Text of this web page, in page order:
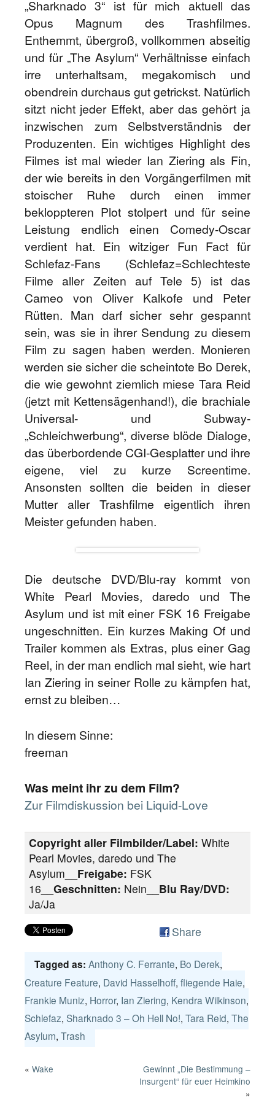
„Sharknado 3“ ist für mich aktuell das
Opus Magnum des Trashfilmes.
Enthemmt, übergroß, vollkommen abseitig
und für „The Asylum“ Verhältnisse einfach
irre unterhaltsam, megakomisch und
obendrein durchaus gut getrickst. Natürlich
sitzt nicht jeder Effekt, aber das gehört ja
inzwischen zum Selbstverständnis der
Produzenten. Ein wichtiges Highlight des
Filmes ist mal wieder Ian Ziering als Fin,
der wie bereits in den Vorgängerfilmen mit
stoischer Ruhe durch einen immer
bekloppteren Plot stolpert und für seine
Leistung endlich einen Comedy-Oscar
verdient hat. Ein witziger Fun Fact für
Schlefaz-Fans (Schlefaz=Schlechteste
Filme aller Zeiten auf Tele 5) ist das
Cameo von Oliver Kalkofe und Peter
Rütten. Man darf sicher sehr gespannt
sein, was sie in ihrer Sendung zu diesem
Film zu sagen haben werden. Monieren
werden sie sicher die scheintote Bo Derek,
die wie gewohnt ziemlich miese Tara Reid
(jetzt mit Kettensägenhand!), die brachiale
Universal- und Subway-
„Schleichwerbung“, diverse blöde Dialoge,
das überbordende CGI-Gesplatter und ihre
eigene, viel zu kurze Screentime.
Ansonsten sollten die beiden in dieser
Mutter aller Trashfilme eigentlich ihren
Meister gefunden haben.
Die deutsche DVD/Blu-ray kommt von
White Pearl Movies, daredo und The
Asylum und ist mit einer FSK 16 Freigabe
ungeschnitten. Ein kurzes Making Of und
Trailer kommen als Extras, plus einer Gag
Reel, in der man endlich mal sieht, wie hart
Ian Ziering in seiner Rolle zu kämpfen hat,
ernst zu bleiben…
In diesem Sinne:
freeman
Was meint ihr zu dem Film?
Zur Filmdiskussion bei Liquid-Love
Copyright aller Filmbilder/Label: White
Pearl Movies, daredo und The
Asylum__ Freigabe: FSK
16__ Geschnitten: Nein__ Blu Ray/DVD:
Ja/Ja
Share
Tagged as: Anthony C. Ferrante, Bo Derek,
Creature Feature, David Hasselhoff, fliegende Haie,
Frankie Muniz, Horror, Ian Ziering, Kendra Wilkinson,
Schlefaz, Sharknado 3 – Oh Hell No!, Tara Reid, The
Asylum, Trash
« Wake
Gewinnt „Die Bestimmung –
Insurgent“ für euer Heimkino
»